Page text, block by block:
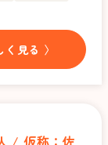
く見る 〉
/ 仮称：佐